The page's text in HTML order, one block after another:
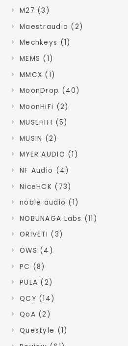
M27 (3)
Maestraudio (2)
Mechkeys (1)
MEMS (1)
MMCX (1)
MoonDrop (40)
MoonHiFi (2)
MUSEHIFI (5)
MUSIN (2)
MYER AUDIO (1)
NF Audio (4)
NiceHCK (73)
noble audio (1)
NOBUNAGA Labs (11)
ORIVETI (3)
OWS (4)
PC (8)
PULA (2)
QCY (14)
QoA (2)
Questyle (1)